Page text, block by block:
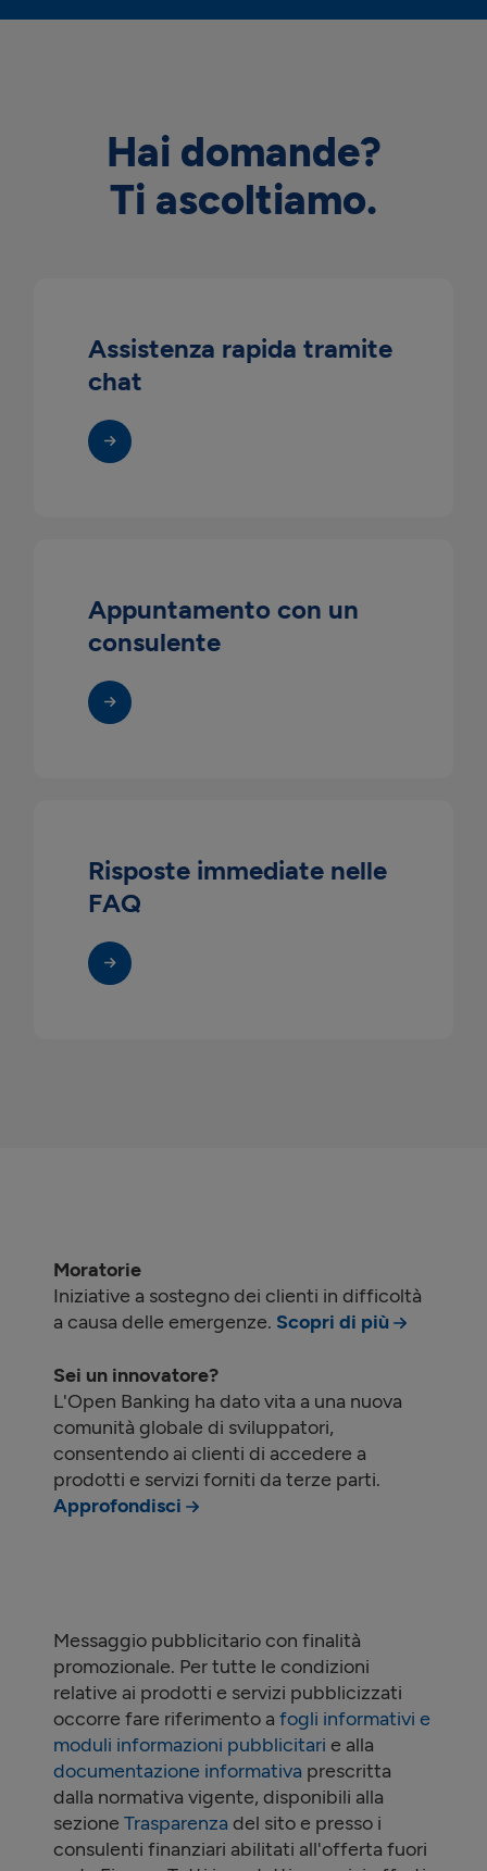
Hai domande?
Ti ascoltiamo.
Assistenza rapida tramite
chat
Appuntamento con un
consulente
Risposte immediate nelle
FAQ
Moratorie
Iniziative a sostegno dei clienti in difficoltà
a causa delle emergenze. Scopri di più
Sei un innovatore?
L'Open Banking ha dato vita a una nuova
comunità globale di sviluppatori,
consentendo ai clienti di accedere a
prodotti e servizi forniti da terze parti.
Approfondisci
Messaggio pubblicitario con finalità
promozionale. Per tutte le condizioni
relative ai prodotti e servizi pubblicizzati
occorre fare riferimento afogli informativi e
moduli informazioni pubblicitari e alla
documentazione informativa prescritta
dalla normativa vigente, disponibili alla
sezioneTrasparenza del sito e presso i
consulenti finanziari abilitati all'offerta fuori